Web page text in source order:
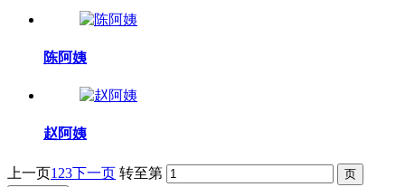
陈阿姨
赵阿姨
上一页1 23下一页 转至第